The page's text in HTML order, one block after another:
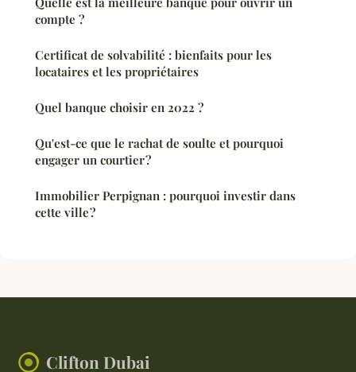
compte ?
Certificat de solvabilité : bienfaits pour les
locataires et les propriétaires
Quel banque choisir en 2022 ?
Qu'est-ce que le rachat de soulte et pourquoi
engager un courtier ?
Immobilier Perpignan : pourquoi investir dans
cette ville ?
Clifton Dubai